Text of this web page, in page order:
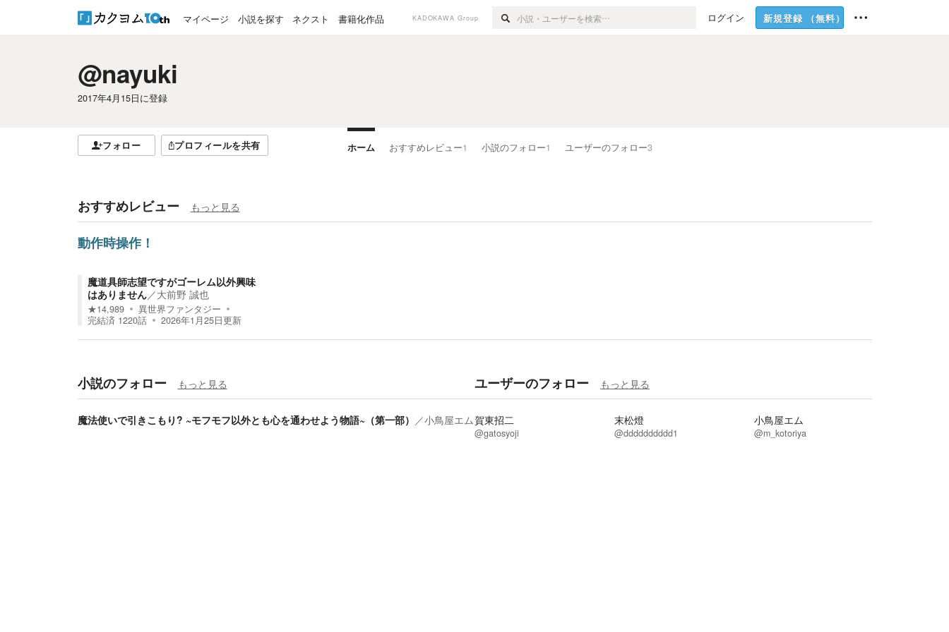
マイページ 小説を探す ネクスト 書籍化作品 KADOKAWA Group ログイン 新規登録 （無料）
@nayuki
2017年4月15日に登録
フォロー プロフィールを共有 ホーム おすすめレビュー1 小説のフォロー1 ユーザーのフォロー3
おすすめレビュー もっと見る
動作時操作！
魔道具師志望ですがゴーレム以外興味
はありません／大前野 誠也
★14,989
異世界ファンタジー
完結済 1220話 2026年1月25日更新
小説のフォロー もっと見る
魔法使いで引きこもり? ~モフモフ以外とも心を通わせよう物語~（第一部） ／小鳥屋エム
ユーザーのフォロー もっと見る
賀東招二
@gatosyoji
末松燈
@dddddddddd1
小鳥屋エム
@m_kotoriya